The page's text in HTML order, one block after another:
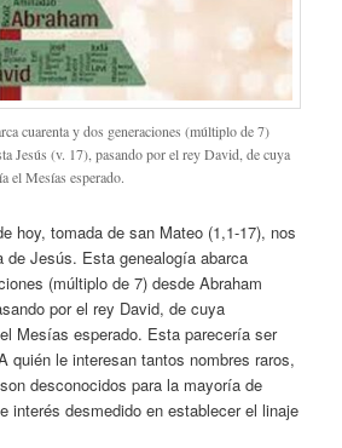
cuarenta y dos generaciones (múltiplo de 7)
Jesús (v. 17), pasando por el rey David, de cuya
el Mesías esperado.
hoy, tomada de san Mateo (1,1-17), nos
de Jesús. Esta genealogía abarca
(múltiplo de 7) desde Abraham
por el rey David, de cuya
Mesías esperado. Esta parecería ser
quién le interesan tantos nombres raros,
desconocidos para la mayoría de
interés desmedido en establecer el linaje